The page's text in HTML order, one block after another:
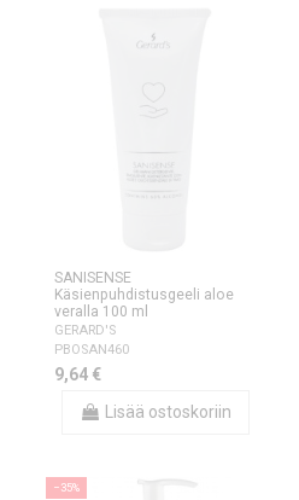
SANISENSE
Käsienpuhdistusgeeli aloe
veralla 100 ml
GERARD'S
PBOSAN460
9,64 €
Lisää ostoskoriin
−35%